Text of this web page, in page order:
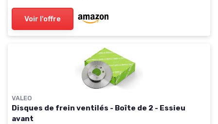
Voir l'offre
VALEO
Disques de frein ventilés - Boîte de 2 - Essieu
avant